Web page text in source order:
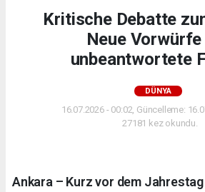
Kritische Debatte
Neue Vorwürfe
unbeantwortete
DÜNYA
16.07.2026 - 00:02, Güncelleme:
27181 kez okundu.
Ankara – Kurz vor dem